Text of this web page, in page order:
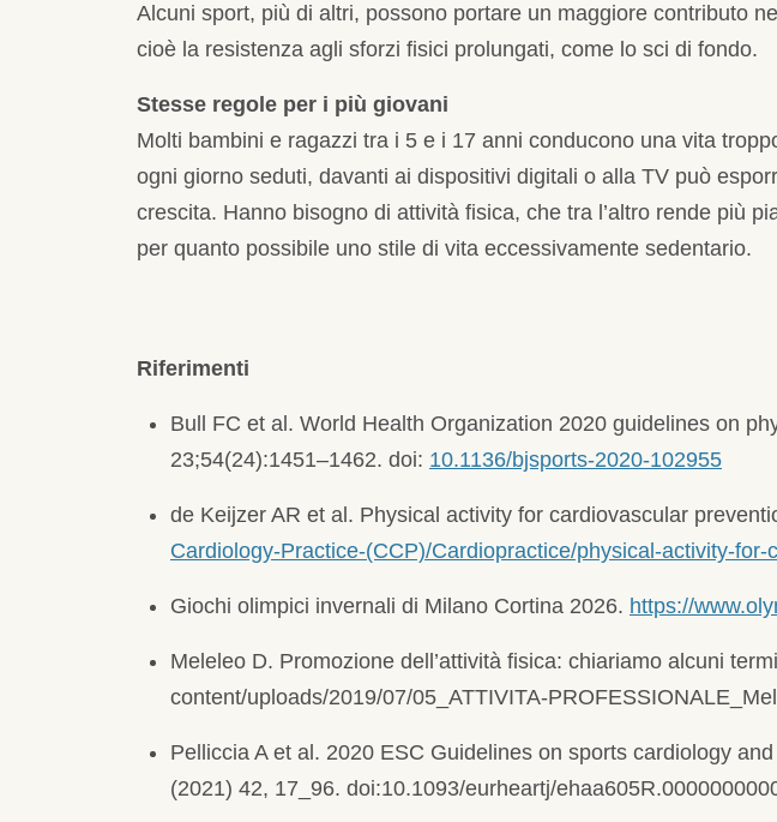
Alcuni sport, più di altri, possono portare un maggiore contributo
cioè la resistenza agli sforzi fisici prolungati, come lo sci di fondo.
Stesse regole per i più giovani
Molti bambini e ragazzi tra i 5 e i 17 anni conducono una vita
ogni giorno seduti, davanti ai dispositivi digitali o alla TV può
crescita. Hanno bisogno di attività fisica, che tra l’altro rende più
per quanto possibile uno stile di vita eccessivamente sedentario.
Riferimenti
Bull FC et al. World Health Organization 2020 guidelines on
23;54(24):1451–1462. doi: 10.1136/bjsports-2020-102955
de Keijzer AR et al. Physical activity for cardiovascular
Cardiology-Practice-(CCP)/Cardiopractice/physical-activity-
Giochi olimpici invernali di Milano Cortina 2026. https://
Meleleo D. Promozione dell’attività fisica: chiariamo alcuni
content/uploads/2019/07/05_ATTIVITA-
Pelliccia A et al. 2020 ESC Guidelines on sports cardiology
(2021) 42, 17_96. doi:10.1093/eurheartj/